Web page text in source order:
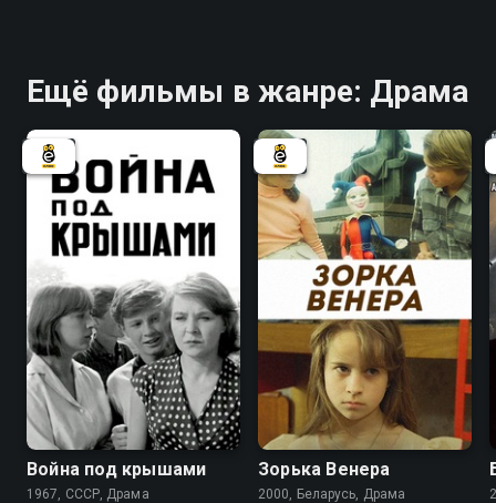
Ещё фильмы в жанре: Драма
6.2
Война под крышами
1967, СССР, Драма
Зорька Венера
2000, Беларусь, Драма